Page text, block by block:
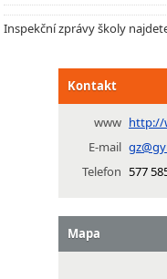
Inspekční zprávy školy
Kontakt
www http://
E-mail
Telefon 577
Mapa